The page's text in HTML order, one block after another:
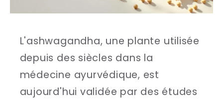
L'ashwagandha, une plante utilisée
depuis des siècles dans la
médecine ayurvédique, est
aujourd'hui validée par des études